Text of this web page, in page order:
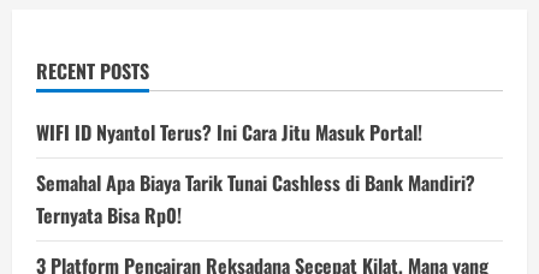
RECENT POSTS
WIFI ID Nyantol Terus? Ini Cara Jitu Masuk Portal!
Semahal Apa Biaya Tarik Tunai Cashless di Bank Mandiri?
Ternyata Bisa Rp0!
3 Platform Pencairan Reksadana Secepat Kilat, Mana yang